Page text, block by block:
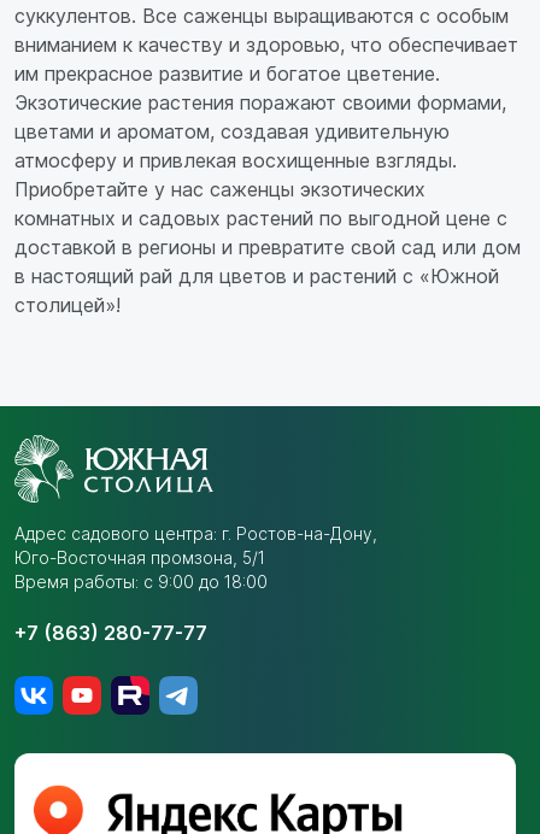
суккулентов. Все саженцы выращиваются с особым
вниманием к качеству и здоровью, что обеспечивает
им прекрасное развитие и богатое цветение.
Экзотические растения поражают своими формами,
цветами и ароматом, создавая удивительную
атмосферу и привлекая восхищенные взгляды.
Приобретайте у нас саженцы экзотических
комнатных и садовых растений по выгодной цене с
доставкой в регионы и превратите свой сад или дом
в настоящий рай для цветов и растений с «Южной
столицей»!
Адрес садового центра: г. Ростов-на-Дону,
Юго-Восточная промзона, 5/1
Время работы: с 9:00 до 18:00
+7 (863) 280-77-77